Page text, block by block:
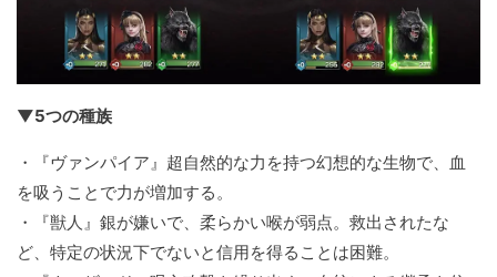
▼5つの種族
・『ヴァンパイア』超自然的な力を持つ幻想的な生物で、血
を吸うことで力が増加する。
・『獣人』銀が嫌いで、柔らかい喉が弱点。救出されたな
ど、特定の状況下でないと信用を得ることは困難。